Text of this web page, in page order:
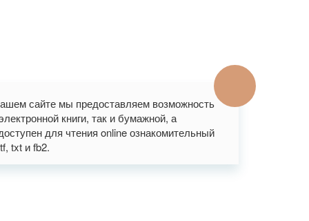
сайте мы предоставляем возможность
книги, так и бумажной, а
для чтения online ознакомительный
txt и fb2.